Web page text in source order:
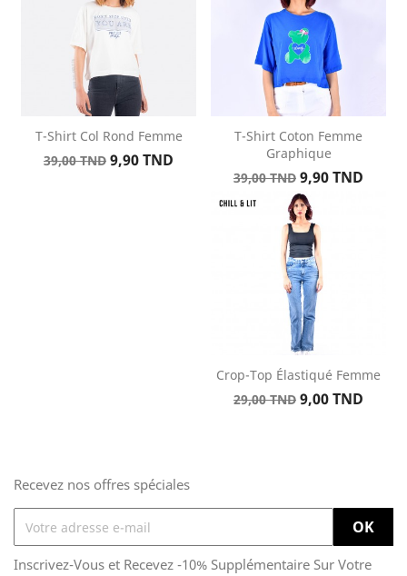
T-Shirt Col Rond Femme
Prix
39,00 TND Prix
9,90 TND
T-Shirt Coton Femme
Graphique
Prix
base
39,00 TND Prix
9,90 TND
Crop-Top Élastiqué Femme
Prix
29,00 TND Prix
9,00 TND
Recevez nos offres spéciales
Inscrivez-Vous et Recevez -10% Supplémentaire Sur Votre